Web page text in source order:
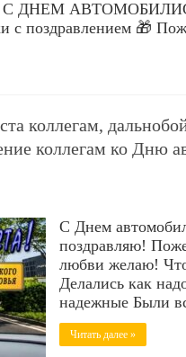
С ДНЕМ
с поздравлением 🎁
коллегам,
коллегам ко Дню
С Днем
поздравляю!
любви желаю!
Делались как
надежные Были
Читать далее »